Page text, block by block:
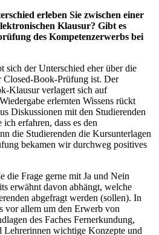
erleben Sie zwischen einer
Klausur? Gibt es
des Kompetenzerwerbs bei
sich der Unterschied eher über die
Closed-Book-Prüfung ist. Der
Klausur verlagert sich auf
erlernten Wissens rückt
Diskussionen mit den Studierenden
erfahren, dass es den
die Studierenden die Kursunterlagen
bekamen wir durchweg positives
die Frage gerne mit Ja und Nein
erwähnt davon abhängt, welche
abgefragt werden (sollen). In
vor allem um den Erwerb von
des Faches Fernerkundung,
wichtige Konzepte und